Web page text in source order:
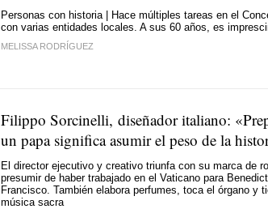
Personas con historia | Hace múltiples tareas en el
con varias entidades locales. A sus 60 años, es
MELISSA RODRÍGUEZ
Filippo Sorcinelli, diseñador italiano:
un papa significa asumir el peso de la
El director ejecutivo y creativo triunfa con su marca de
presumir de haber trabajado en el Vaticano para
Francisco. También elabora perfumes, toca el órgano y
música sacra